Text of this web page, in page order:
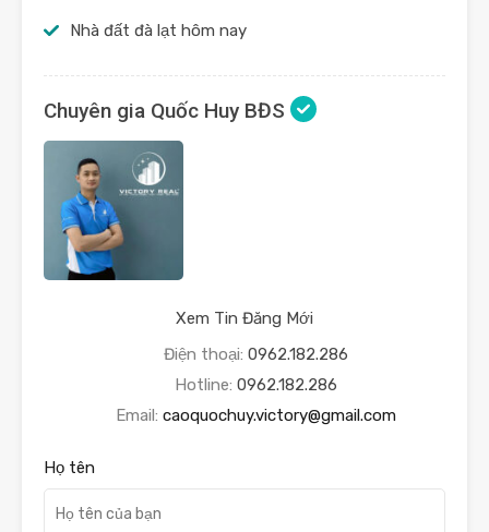
Nhà đất đà lạt hôm nay
Chuyên gia Quốc Huy BĐS
Xem Tin Đăng Mới
Điện thoại: 0962.182.286
Hotline: 0962.182.286
Email: caoquochuy.victory@gmail.com
Họ tên